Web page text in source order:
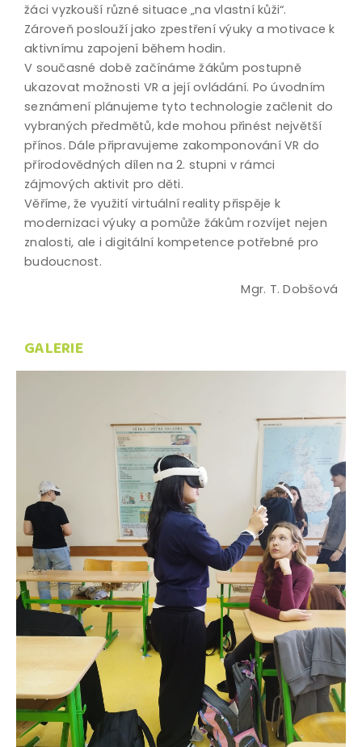
žáci vyzkouší různé situace „na vlastní kůži“.
Zároveň poslouží jako zpestření výuky a motivace k
aktivnímu zapojení během hodin.
V současné době začínáme žákům postupně
ukazovat možnosti VR a její ovládání. Po úvodním
seznámení plánujeme tyto technologie začlenit do
vybraných předmětů, kde mohou přinést největší
přínos. Dále připravujeme zakomponování VR do
přírodovědných dílen na 2. stupni v rámci
zájmových aktivit pro děti.
Věříme, že využití virtuální reality přispěje k
modernizaci výuky a pomůže žákům rozvíjet nejen
znalosti, ale i digitální kompetence potřebné pro
budoucnost.
Mgr. T. Dobšová
GALERIE